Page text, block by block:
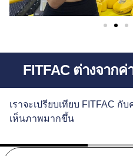
FITFAC ต่างจากค่
เราจะเปรียบเทียบ FITFAC
เห็นภาพมากขึ้น